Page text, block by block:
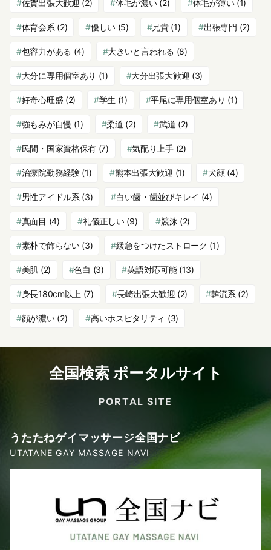
佐賀出張大歓迎 (2) 体毛が濃い(2) 体毛が薄い(1)
体育会系 (2) 優しい(5) 兄貴(1) 出張専門 (2)
包容力がある (4) 大きいと言われる (8)
大分に専用個室あり (1) 大分出張大歓迎 (3)
好奇心旺盛 (2) 学生 (1) 平尾に専用個室あり (1)
強もみが自慢 (1) 柔道 (2) 武道 (2)
民間・国家資格保有 (7) 気配り上手(2)
治療院勤務経験(1) 熊本出張大歓迎 (1) 犬顔(4)
男性アイドル系 (3) 白い歯・歯並びキレイ (4)
真面目 (4) 礼儀正しい(9) 競泳 (2)
素朴で飾らない(3) 緩急をつけたストローク (1)
美肌 (2) 色白 (3) 英語対応可能(13)
身長180cm以上 (7) 長崎出張大歓迎 (2) 韓流系 (2)
顔が濃い(2) 高いホスピタリティ (3)
全国検索 ポータルサイト
PORTAL SITE
うたたねゲイマッサージ全国ナビ
UTATANE GAY MASSAGE NAVI